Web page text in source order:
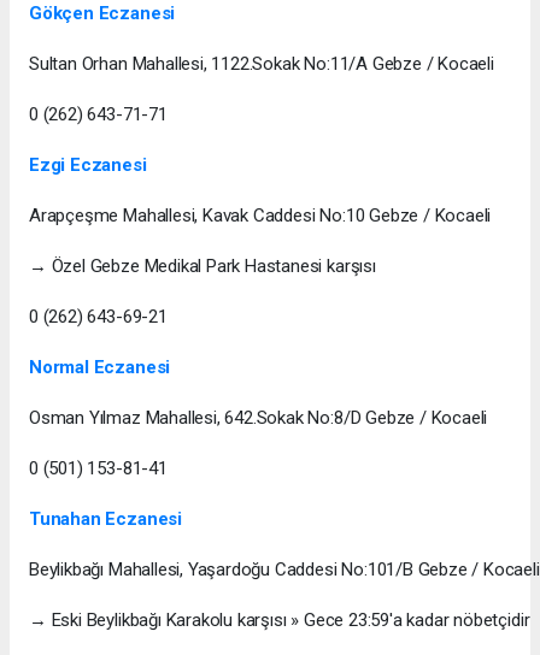
Gökçen Eczanesi
Sultan Orhan Mahallesi, 1122.Sokak No:11/A Gebze / Kocaeli
0 (262) 643-71-71
Ezgi Eczanesi
Arapçeşme Mahallesi, Kavak Caddesi No:10 Gebze / Kocaeli
→ Özel Gebze Medikal Park Hastanesi karşısı
0 (262) 643-69-21
Normal Eczanesi
Osman Yılmaz Mahallesi, 642.Sokak No:8/D Gebze / Kocaeli
0 (501) 153-81-41
Tunahan Eczanesi
Beylikbağı Mahallesi, Yaşardoğu Caddesi No:101/B Gebze / Kocaeli
→ Eski Beylikbağı Karakolu karşısı » Gece 23:59'a kadar nöbetçidir